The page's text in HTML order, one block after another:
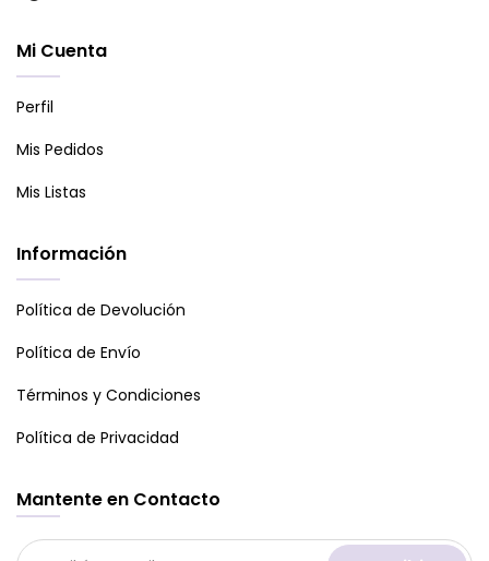
Mi Cuenta
Perfil
Mis Pedidos
Mis Listas
Información
Política de Devolución
Política de Envío
Términos y Condiciones
Política de Privacidad
Mantente en Contacto